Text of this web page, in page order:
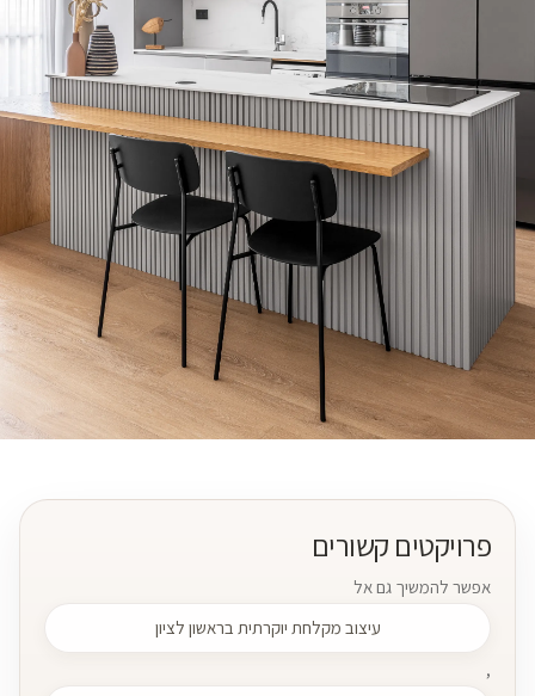
פרויקטים קשורים
אפשר להמשיך גם אל
עיצוב מקלחת יוקרתית בראשון לציון
,